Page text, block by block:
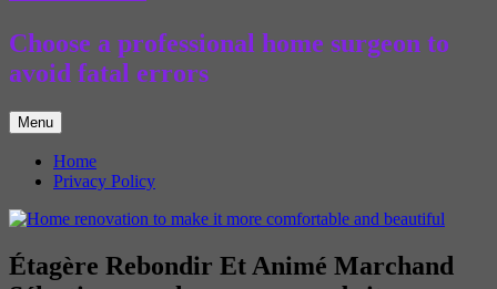
Choose a professional home surgeon to
avoid fatal errors
Menu
Home
Privacy Policy
Étagère Rebondir Et Animé Marchand